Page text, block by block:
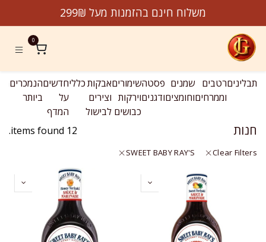
משלוח חינם בהזמנות מעל 299₪
0
תבליניםרטבים
וממרחים
שמנים
וחומצים
פסטה
ודגנים
שימורים
וירקות
כבושים
אבקות
וצירים
לבישול
כלליחדשים
על
המדף
הנמכרים
ביותר
חנות 12 items found.
Clear Filters
SWEET BABY RAY'S